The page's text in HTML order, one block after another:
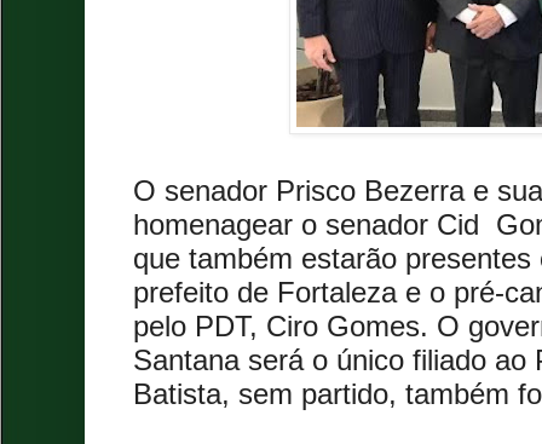
O senador Prisco Bezerra e
homenagear o senador Cid
que também estarão
prefeito de Fortaleza e o pré-
pelo PDT, Ciro Gomes. O
Santana será o único filiado ao
Batista, sem partido, também